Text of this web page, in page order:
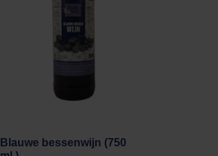
Blauwe bessenwijn (750